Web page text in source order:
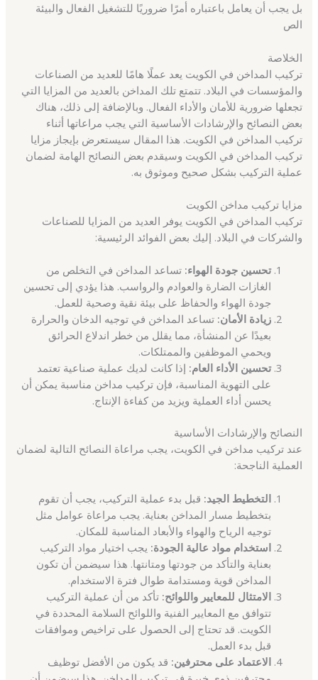
بل يجب أن يعامل باعتباره أمرًا ضروريًا للتشغيل الفعال والبيئة
الص
الخلاصة
تركيب المداخن في الكويت يعد عملًا هامًا للعديد من الصناعات
والمؤسسات في البلاد. تتمتع تلك المداخن بالعديد من المزايا التي
تجعلها ضرورية للأمان والأداء الفعال. وبالإضافة إلى ذلك، هناك
بعض النصائح والإرشادات الأساسية التي يجب مراعاتها أثناء
تركيب المداخن في الكويت. هذا المقال سيستعرض بإيجاز مزايا
تركيب المداخن في الكويت وسيقدم بعض النصائح الهامة لضمان
عملية التركيب بشكل صحيح وموثوق به.
مزايا تركيب مداخن الكويت
تركيب المداخن في الكويت يوفر العديد من المزايا للصناعات
والشركات في البلاد. إليك بعض الفوائد الرئيسية:
تحسين جودة الهواء: تساعد المداخن في التخلص من
الغازات الضارة والعوادم والرواسب. هذا يؤدي إلى تحسين
جودة الهواء والحفاظ على بيئة نقية وصحية للعمل.
زيادة الأمان: تساعد المداخن في توجيه الدخان والحرارة
بعيدًا عن المنشأة، مما يقلل من خطر اندلاع الحرائق
ويحمي الموظفين والممتلكات.
تحسين الأداء العام: إذا كانت لديك عملية صناعية تعتمد
على التهوية المناسبة، فإن تركيب مداخن مناسبة يمكن أن
يحسن أداء العملية ويزيد من كفاءة الإنتاج.
النصائح والإرشادات الأساسية
عند تركيب مداخن في الكويت، يجب مراعاة النصائح التالية لضمان
العملية الناجحة:
التخطيط الجيد: قبل بدء عملية التركيب، يجب أن تقوم
بتخطيط مسار المداخن بعناية. يجب مراعاة عوامل مثل
توجيه الرياح والهواء والأبعاد المناسبة للمكان.
استخدام مواد عالية الجودة: يجب اختيار مواد التركيب
بعناية والتأكد من جودتها ومتانتها. هذا سيضمن أن تكون
المداخن قوية ومستدامة طوال فترة الاستخدام.
الامتثال للمعايير واللوائح: تأكد من أن عملية التركيب
تتوافق مع المعايير الفنية واللوائح السلامة المحددة في
الكويت. قد تحتاج إلى الحصول على تراخيص وموافقات
قبل بدء العمل.
الاعتماد على محترفين: قد يكون من الأفضل توظيف